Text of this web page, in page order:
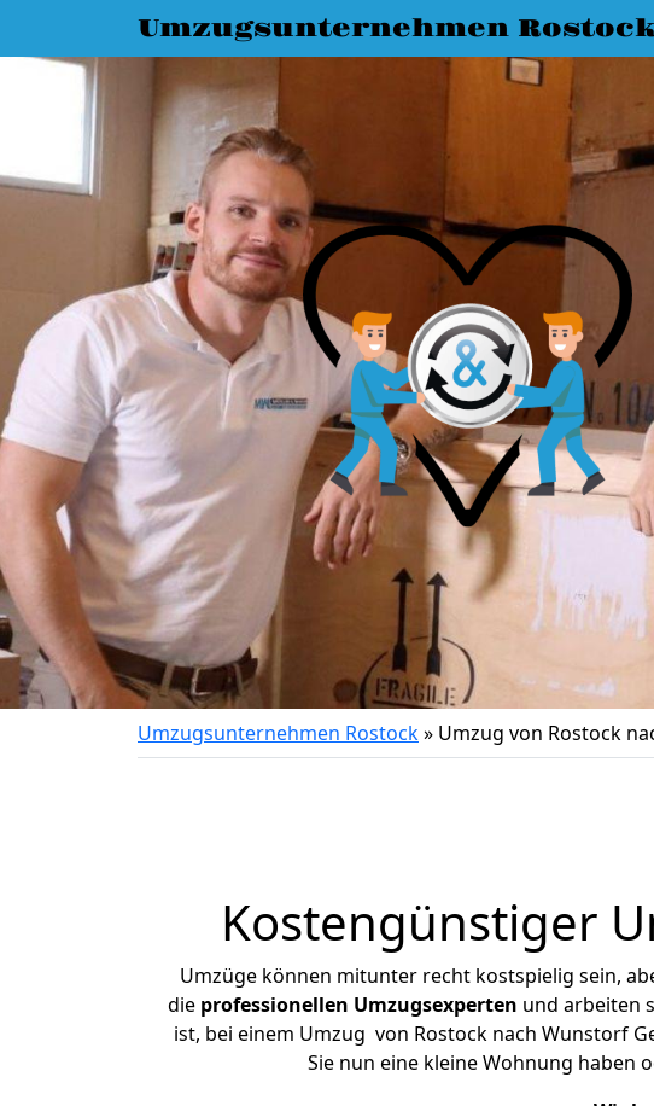
Umzugsunternehmen
Umzugsunternehmen Rostock» Umzug von Rostock
Kostengünstiger
Umzüge können mitunter recht kostspielig sein,
die professionellen Umzugsexperten und arbeiten
ist, bei einem Umzug von Rostock nach Wunstorf
Sie nun eine kleine Wohnung haben